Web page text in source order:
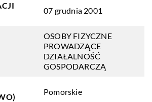
07 grudnia 2001
OSOBY FIZYCZNE
PROWADZĄCE
DZIAŁALNOŚĆ
GOSPODARCZĄ
Pomorskie